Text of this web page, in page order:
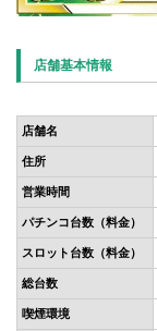
店舗基本情報
店舗名
住所
営業時間
パチンコ台数（料金）
スロット台数（料金）
総台数
喫煙環境